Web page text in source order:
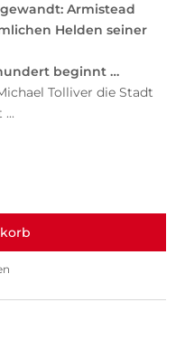
Armistead
Helden seiner
beginnt …
Tolliver die Stadt